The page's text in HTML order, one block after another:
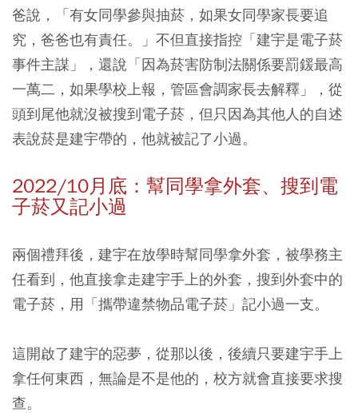
爸說，「有女同學參與抽菸，如果女同學家長要追
究，爸爸也有責任。」不但直接指控「建宇是電子菸
事件主謀」，還說「因為菸害防制法關係要罰鍰最高
一萬二，如果學校上報，管區會調家長去解釋」，從
頭到尾他就沒被搜到電子菸，但只因為其他人的自述
表說菸是建宇帶的，他就被記了小過。
2022/10月底：幫同學拿外套、搜到電
子菸又記小過
兩個禮拜後，建宇在放學時幫同學拿外套，被學務主
任看到，他直接拿走建宇手上的外套，搜到外套中的
電子菸，用「攜帶違禁物品電子菸」記小過一支。
這開啟了建宇的惡夢，從那以後，後續只要建宇手上
拿任何東西，無論是不是他的，校方就會直接要求搜
查。